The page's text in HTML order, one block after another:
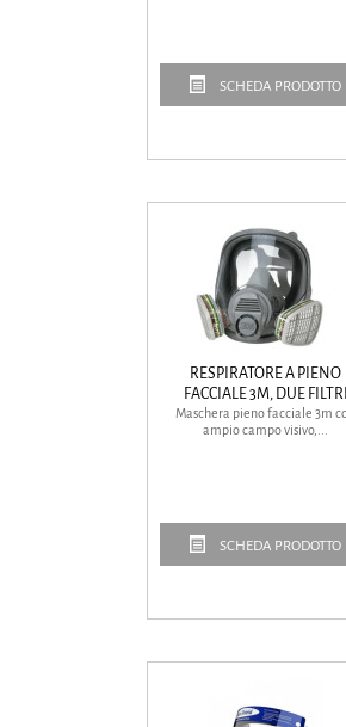
SCHEDA PRODOTTO
RESPIRATORE A PIENO
FACCIALE 3M, DUE FILTRI
Maschera pieno facciale 3m
ampio campo visivo,...
SCHEDA PRODOTTO